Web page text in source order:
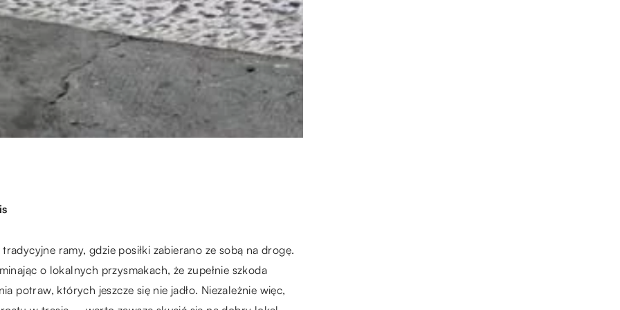
ramy, gdzie posiłki zabierano ze sobą na drogę.
o lokalnych przysmakach, że zupełnie szkoda
potraw, których jeszcze się nie jadło. Niezależnie więc,